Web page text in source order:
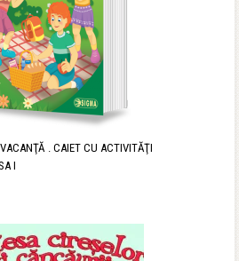
. CAIET CU ACTIVITĂŢI
I